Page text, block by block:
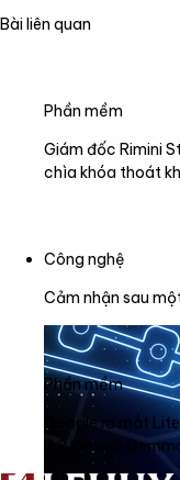
Bài liên quan
Phần mềm
Giám đốc Rimini
chìa khóa thoát
Công nghệ
Cảm nhận sau
Phần mềm
Google ra mắt
2.2 lần nhờ